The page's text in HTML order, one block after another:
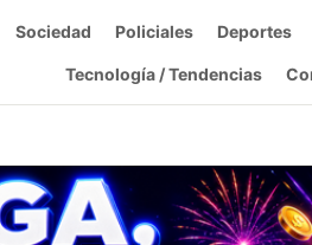
Sociedad Policiales Deportes
Tecnología / Tendencias